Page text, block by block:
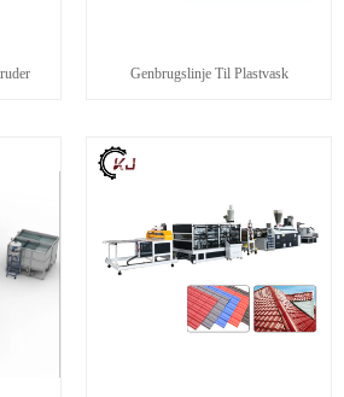
Genbrugslinje Til Plastvask